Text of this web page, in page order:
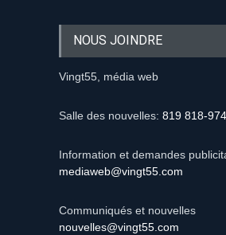
NOUS JOINDRE
Vingt55, média web
Salle des nouvelles: 819 818-
Information et demandes
mediaweb@vingt55.com
Communiqués et nouvelles
nouvelles@vingt55.com